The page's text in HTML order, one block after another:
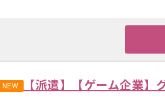
NEW 【派遣】【ゲーム企業】